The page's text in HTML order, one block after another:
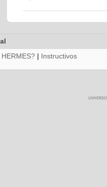
| Instructivos